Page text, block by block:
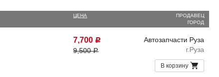
ЦЕНА
ПРОДАВЕЦ
ГОРОД
7,700 Р
9,500Р
Автозапчасти Руза
г.Руза
В корзину